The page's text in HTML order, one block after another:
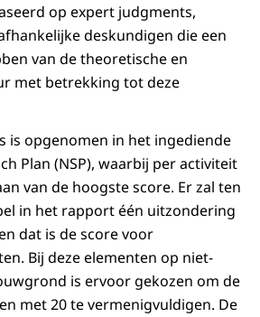
op expert judgments,
deskundigen die een
van de theoretische en
met betrekking tot deze
is opgenomen in het ingediende
Plan (NSP), waarbij per activiteit
van de hoogste score. Er zal ten
in het rapport één uitzondering
dat is de score voor
Bij deze elementen op niet-
is ervoor gekozen om de
met 20 te vermenigvuldigen. De